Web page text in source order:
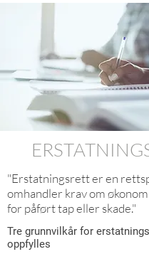
"Erstatningsrett er en
omhandler krav om
for påført tap eller skade."
Tre grunnvilkår for
oppfylles